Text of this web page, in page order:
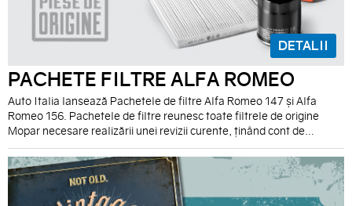
DETALII
PACHETE FILTRE ALFA ROMEO
Auto Italia lansează Pachetele de filtre Alfa Romeo 147 și Alfa
Romeo 156. Pachetele de filtre reunesc toate filtrele de origine
Mopar necesare realizării unei revizii curente, ținând cont de
particularitățile autovehiculului. Pachetele de filtre pot fi
achizitionate online de pe https://moparstore.autoitalia.ro și din
rețeaua autorizată Alfa Romeo.